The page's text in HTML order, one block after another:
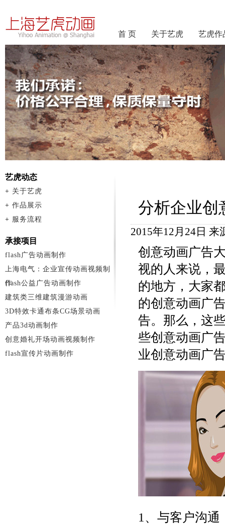
首 页 关于艺虎 艺虎作
分析企业创
2015年12月24日 来
创意动画广告
视的人来说，
的地方，大家
的创意动画广
告。那么，这
些创意动画广
业创意动画广
1、与客户沟
艺虎动态
+ 关于艺虎
+ 作品展示
+ 服务流程
承接项目
flash广告动画制作
上海电气：企业宣传动画视频制
作
flash公益广告动画制作
建筑类三维建筑漫游动画
3D特效卡通布条CG场景动画
产品3d动画制作
创意婚礼开场动画视频制作
flash宣传片动画制作